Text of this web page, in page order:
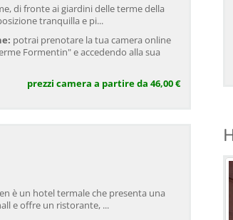
di fronte ai giardini delle terme della
tranquilla e pi...
potrai prenotare la tua camera online
Formentin" e accedendo alla sua
prezzi camera a partire da 46,00 €
è un hotel termale che presenta una
e offre un ristorante, ...